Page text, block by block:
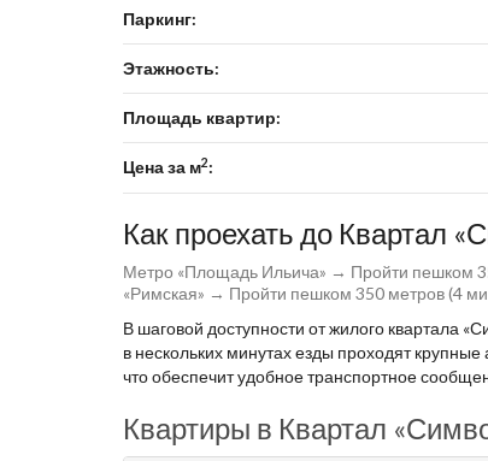
Паркинг:
Этажность:
Площадь квартир:
Цена за м2:
Как проехать до Квартал
Метро «Площадь Ильича» → Пройти пешком
«Римская» → Пройти пешком 350 метров (4
В шаговой доступности от жилого квартала
в нескольких минутах езды проходят
что обеспечит удобное транспортное
Квартиры в Квартал